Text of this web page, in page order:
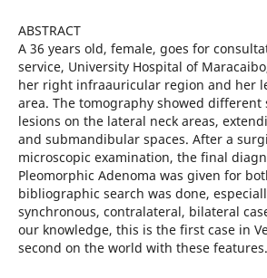
ABSTRACT
A 36 years old, female, goes for
service, University Hospital of
her right infraauricular region and her
area. The tomography showed different
lesions on the lateral neck areas,
and submandibular spaces. After a
microscopic examination, the final
Pleomorphic Adenoma was given for
bibliographic search was done,
synchronous, contralateral, bilateral
our knowledge, this is the first case in
second on the world with these features.